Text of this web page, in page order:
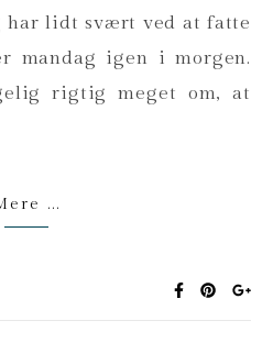
har lidt svært ved at fatte
mandag igen i morgen.
rigtig meget om, at
...